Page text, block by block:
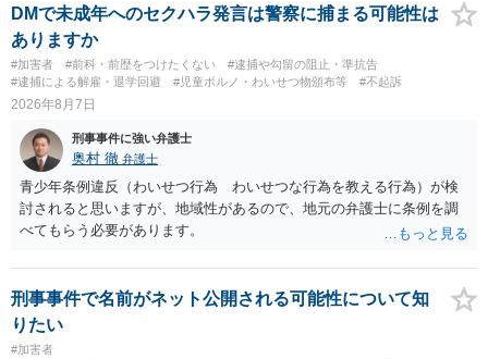
故意があると判断されることは無いかと思います。 ②逮捕、呼び出し
の可能性 この行為により、痴漢やその他の犯罪を犯したとして、逮
捕、呼び出しされる可能性はどれほどでしょうか？ 誤って当たってし
まっただけであり、さらにその場で女性等のアクションが無かったこ
とからすると、この後に呼び出される可能性は極めて低いと思いま
能性があると考えれば良いのでしょうか？ 逮捕や呼び出しの可能性は
極めて低いと思います。 連絡が来ることはないでしょう。
DMで未成年へのセクハラ発言は警察に捕まる可能性は
ありますか
#加害者 #前科・前歴をつけたくない
#逮捕や勾留の阻止・準抗告
#逮捕による解雇・退学回避
#児童ポルノ・わいせつ物頒布等 #不起訴
2026年8月7日
刑事事件に強い弁護士
奥村 徹 弁護士
青少年条例違反（わいせつ行為 わいせつな行為を教える行為）が検
討されると思いますが、地域性があるので、地元の弁護士に条例を調
べてもらう必要があります。
刑事事件で名前がネット公開される可能性について知
りたい
#加害者